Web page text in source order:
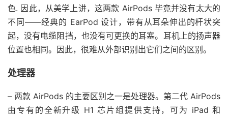
色. 因此，从美学上讲，这两款 AirPods 毕竟并没有太大的
不同——经典的 EarPod 设计，带有从耳朵伸出的杆状突
起，没有电缆阻挡，也没有可更换的耳塞。耳机上的扬声器
位置也相同。因此，很难从外部识别出它们之间的区别。
处理器
– 两款 AirPods 的主要区别之一是处理器。第二代 AirPods
由专有的全新升级 H1 芯片组提供支持，可为 iPad 和